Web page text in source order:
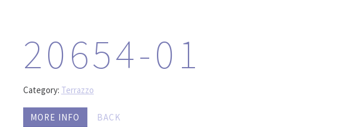
20654-01
Category: Terrazzo
MORE INFO BACK